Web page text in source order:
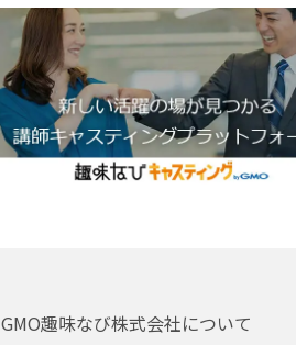
GMO趣味なび株式会社について